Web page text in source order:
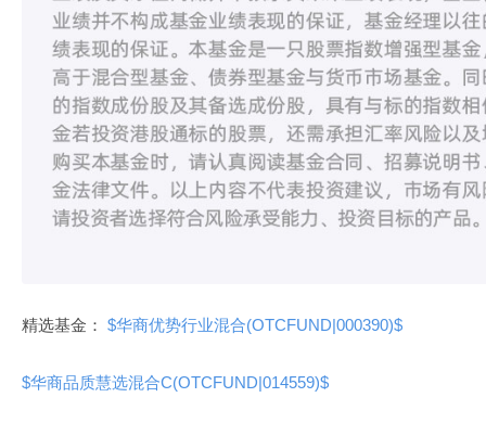
精选基金： $华商优势行业混合(OTCFUND|000390)$
$华商品质慧选混合C(OTCFUND|014559)$